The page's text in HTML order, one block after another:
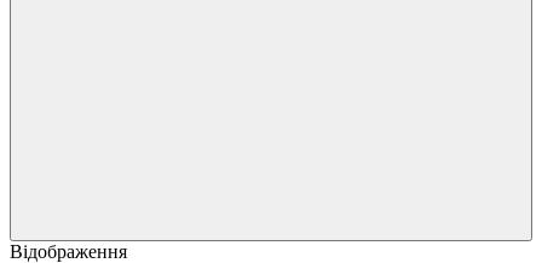
Відображення